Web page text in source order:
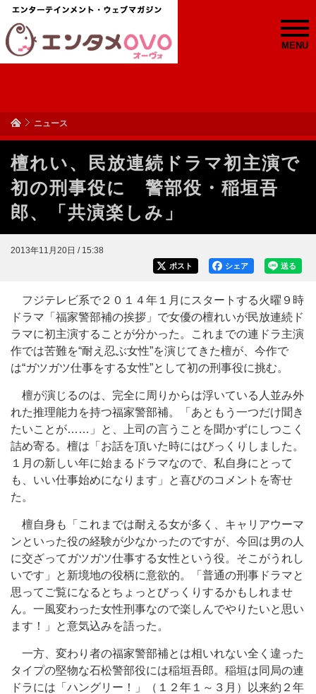
MENU
ニュース
檀れい、民放連続ドラマ初主演で
初の刑事役に 警部役・稲垣吾
郎、「共演楽しみ」
2013年11月20日 / 15:38
送る
シェア
ポスト
フジテレビ系で２０１４年１月にスタートする火曜９時
ドラマ「福家警部補の挨拶」で女優の檀れいが民放連続ド
ラマに初主演することが分かった。これまでの連ドラ主演
作では苦難を“耐え忍ぶ女性”を演じてきた檀が、今作で
は“ガツガツ仕事をする女性”として初の刑事役に挑む。
檀が演じるのは、完全に周りからは浮いている人並み外
れた推理能力を持つ福家警部補。「あともう一つだけ聞き
たいことが……」と、上司の言うことを聞かずにしつこく
詰め寄る。檀は「お話を頂いた時にはびっくりしました。
１月の新しい年に始まるドラマなので、私自身にとって
も、いい仕事始めになります」と喜びのコメントを寄せ
た。
檀自身も「これまでは耐える女が多く、キャリアウーマ
ンといった役の経験が少なかったのですが、今回は男の人
に交ざってガツガツ仕事する女性という役。そこがうれし
いです」と新境地の役柄に意欲的。「普通の刑事ドラマと
思ってご覧になるとちょっとびっくりするかもしれませ
ん。一風変わった女性刑事なので楽しんでやりたいと思い
ます！」と意気込みを語った。
一方、変わり者の福家警部補とは相いれない全く違った
タイプの堅物な石松警部役には稲垣吾郎。稲垣は同局の連
ドラには「ハングリー！」（１２年１～３月）以来約２年